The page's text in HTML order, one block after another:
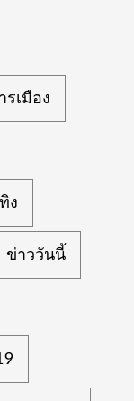
รเมือง
ง
ข่าววันนี้